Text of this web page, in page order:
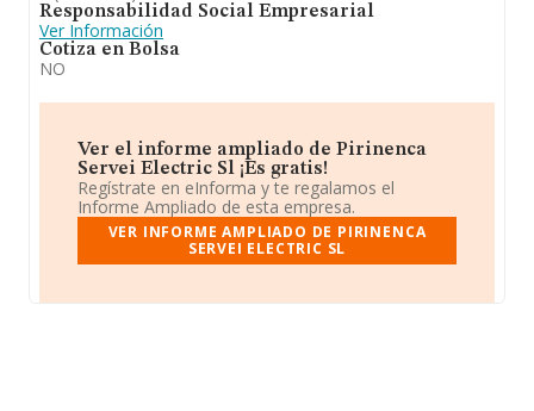
Responsabilidad Social Empresarial
Ver Información
Cotiza en Bolsa
NO
Ver el informe ampliado de Pirinenca
Servei Electric Sl ¡Es gratis!
Regístrate en eInforma y te regalamos el
Informe Ampliado de esta empresa.
VER INFORME AMPLIADO DE PIRINENCA
SERVEI ELECTRIC SL